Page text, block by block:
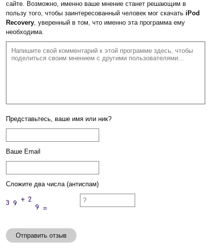
сайте. Возможно, именно ваше мнение станет решающим в
пользу того, чтобы заинтересованный человек мог скачать iPod
Recovery, уверенный в том, что именно эта программа ему
необходима.
Представьтесь, ваше имя или ник?
Ваше Email
Сложите два числа (антиспам)
Отправить отзыв